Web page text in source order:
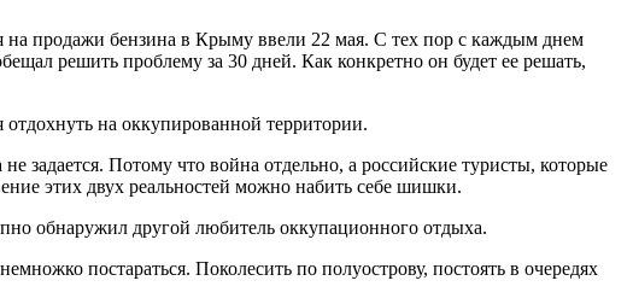
на продажи бензина в Крыму ввели 22 мая. С тех пор с каждым днем
решить проблему за 30 дней. Как конкретно он будет ее решать,
на оккупированной территории.
задается. Потому что война отдельно, а российские туристы, которые
этих двух реальностей можно набить себе шишки.
обнаружил другой любитель оккупационного отдыха.
постараться. Поколесить по полуострову, постоять в очередях